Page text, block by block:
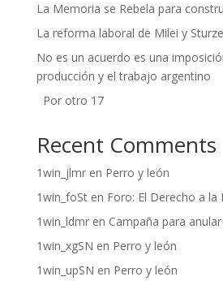
La Memoria se Rebela para
La reforma laboral de Milei y
No es un acuerdo es una
producción y el trabajo argentino
Por otro 17
Recent Comments
1win_jlmren Perro y león
1win_foSten Foro: El Derecho a la
1win_ldmren Campaña para
1win_xgSN en Perro y león
1win_upSN en Perro y león